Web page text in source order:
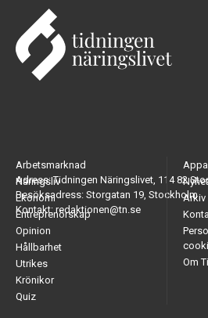
Adress: Tidningen Näringslivet, 114 82
Besöksadress: Storgatan 19, Stockholm
Kontakt: redaktionen@tn.se
Arbetsmarknad
Näringsliv
Ekonomi
Entreprenörskap
Opinion
Hållbarhet
Utrikes
Krönikor
Quiz
Arkiv
Om